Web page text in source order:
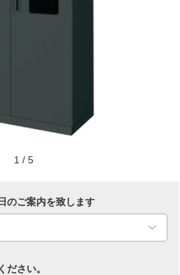
1 / 5
のご案内を致します
ださい。